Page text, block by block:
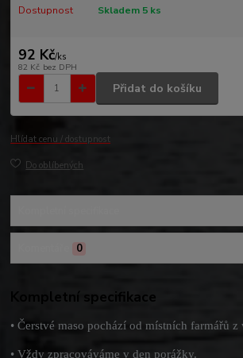
Dostupnost Skladem 5 ks
92 Kč/ks
82 Kč bez DPH
Přidat do košíku
Hlídat cenu / dostupnost
Do oblíbených
0
Kompletní specifikace
• Čerstvé maso pochází od místních farmářů
• Vždy zpracováváme v den porážky.